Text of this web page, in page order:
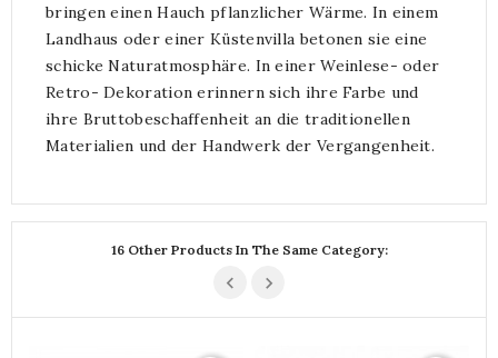
bringen einen Hauch pflanzlicher Wärme. In einem
Landhaus oder einer Küstenvilla betonen sie eine
schicke Naturatmosphäre. In einer Weinlese- oder
Retro- Dekoration erinnern sich ihre Farbe und
ihre Bruttobeschaffenheit an die traditionellen
Materialien und der Handwerk der Vergangenheit.
16 Other Products In The Same Category: